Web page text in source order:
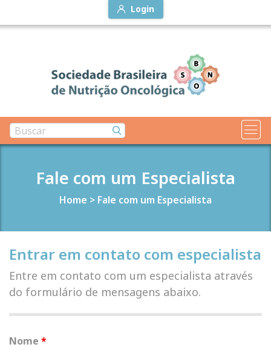
Login
Fale com um Especialista
Home > Fale com um Especialista
Entrar em contato com especialista
Entre em contato com um especialista através
do formulário de mensagens abaixo.
Nome *